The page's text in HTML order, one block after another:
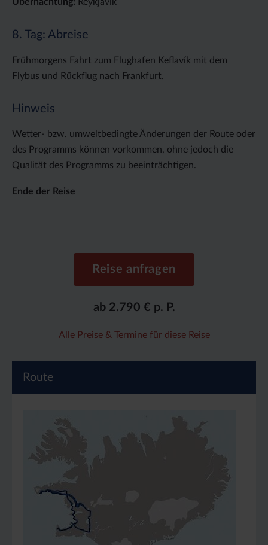
8. Tag: Abreise
Frühmorgens Fahrt zum Flughafen Keflavík mit dem
Flybus und Rückflug nach Frankfurt.
Hinweis
Wetter- bzw. umweltbedingte Änderungen der Route oder
des Programms können vorkommen, ohne jedoch die
Qualität des Programms zu beeinträchtigen.
Ende der Reise
Reise anfragen
ab 2.790 € p. P.
Alle Preise & Termine für diese Reise
Route